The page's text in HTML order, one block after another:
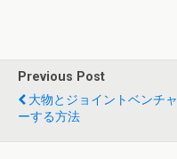
Previous Post
大物とジョイントベンチャ
ーする方法